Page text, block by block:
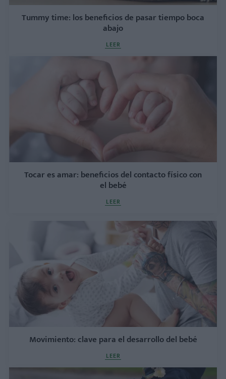
Tummy time: los beneficios de pasar tiempo boca
abajo
LEER
Tocar es amar: beneficios del contacto físico con
el bebé
LEER
Movimiento: clave para el desarrollo del bebé
LEER